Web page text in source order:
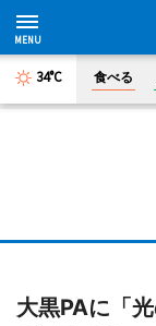
34°C 食べる
大黒PAに「